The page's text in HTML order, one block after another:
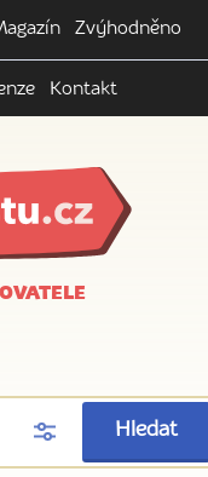
Zvýhodněno
Kontakt
Hledat